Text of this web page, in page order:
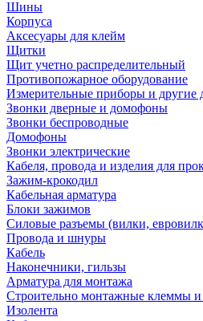
Шины
Корпуса
Аксесуары для клейм
Щитки
Щит учетно распределительный
Противопожарное оборудование
Измерительные приборы и другие
Звонки дверные и домофоны
Звонки беспроводные
Домофоны
Звонки электрические
Кабеля, провода и изделия для
Зажим-крокодил
Кабельная арматура
Блоки зажимов
Силовые разъемы (вилки,
Провода и шнуры
Кабель
Наконечники, гильзы
Арматура для монтажа
Строительно монтажные клеммы и
Изолента